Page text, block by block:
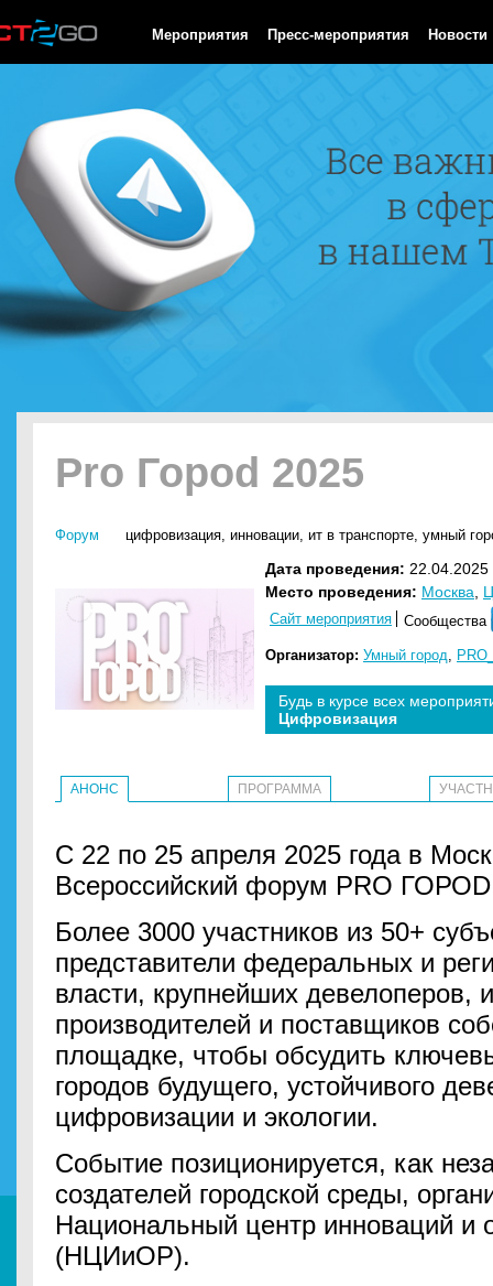
Мероприятия Пресс-мероприятия Новости
Pro Гороd 2025
Форум цифровизация, инновации, ит в транспорте, умный
Дата проведения:
Место проведения: Москва
Сайт мероприятия Сообщества
Организатор: Умный город,
Будь в курсе всех
Цифровизация
АНОНС ПРОГРАММА
С 22 по 25 апреля 2025 года в
Всероссийский форум PRO
Более 3000 участников из 50+
представители федеральных и
власти, крупнейших девелоперов,
производителей и поставщиков
площадке, чтобы обсудить
городов будущего, устойчивого
цифровизации и экологии.
Событие позиционируется, как
создателей городской среды,
Национальный центр инноваций
(НЦИиОР).